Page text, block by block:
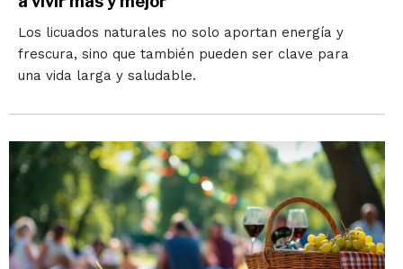
Los licuados naturales no solo aportan energía y
frescura, sino que también pueden ser clave para
una vida larga y saludable.